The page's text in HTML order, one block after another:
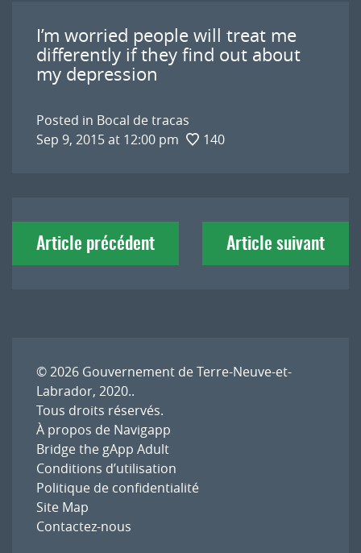
I’m worried people will treat me
differently if they find out about
my depression
Posted in Bocal de tracas
Sep 9, 2015 at 12:00 pm
140
Navigation
deArticle précédent Article suivant
© 2026 Gouvernement de Terre-Neuve-et-
Labrador, 2020..
Tous droits réservés.
À propos de Navigapp
Bridge the gApp Adult
Conditions d’utilisation
Politique de confidentialité
Site Map
Contactez-nous